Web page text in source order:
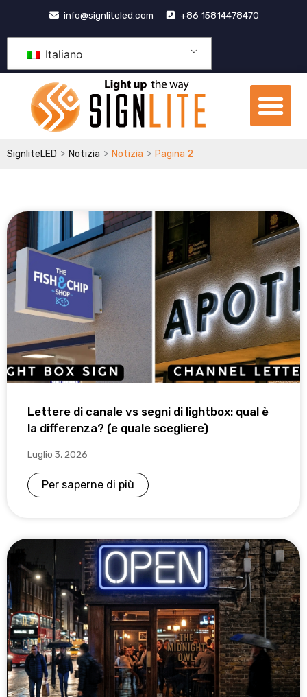
contenuto
info@signliteled.com +86 15814478470
Italiano
SignliteLED > Notizia > Notizia > Pagina 2
Lettere di canale vs segni di lightbox: qual è
la differenza? (e quale scegliere)
Luglio 3, 2026
Per saperne di più